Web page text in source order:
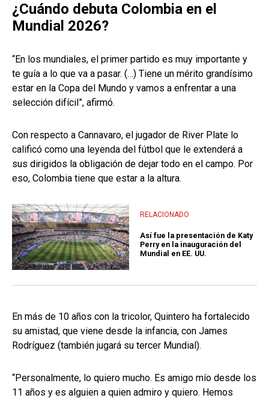
¿Cuándo debuta Colombia en el
Mundial 2026?
“En los mundiales, el primer partido es muy importante y
te guía a lo que va a pasar. (…) Tiene un mérito grandísimo
estar en la Copa del Mundo y vamos a enfrentar a una
selección difícil”, afirmó.
Con respecto a Cannavaro, el jugador de River Plate lo
calificó como una leyenda del fútbol que le extenderá a
sus dirigidos la obligación de dejar todo en el campo. Por
eso, Colombia tiene que estar a la altura.
RELACIONADO
Así fue la presentación de Katy
Perry en la inauguración del
Mundial en EE. UU.
En más de 10 años con la tricolor, Quintero ha fortalecido
su amistad, que viene desde la infancia, con James
Rodríguez (también jugará su tercer Mundial).
“Personalmente, lo quiero mucho. Es amigo mío desde los
11 años y es alguien a quien admiro y quiero. Hemos